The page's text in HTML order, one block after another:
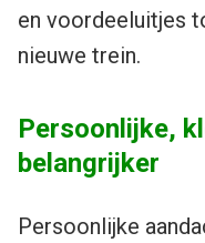
en voordeeluitjes
nieuwe trein.
Persoonlijke,
belangrijker
Persoonlijke